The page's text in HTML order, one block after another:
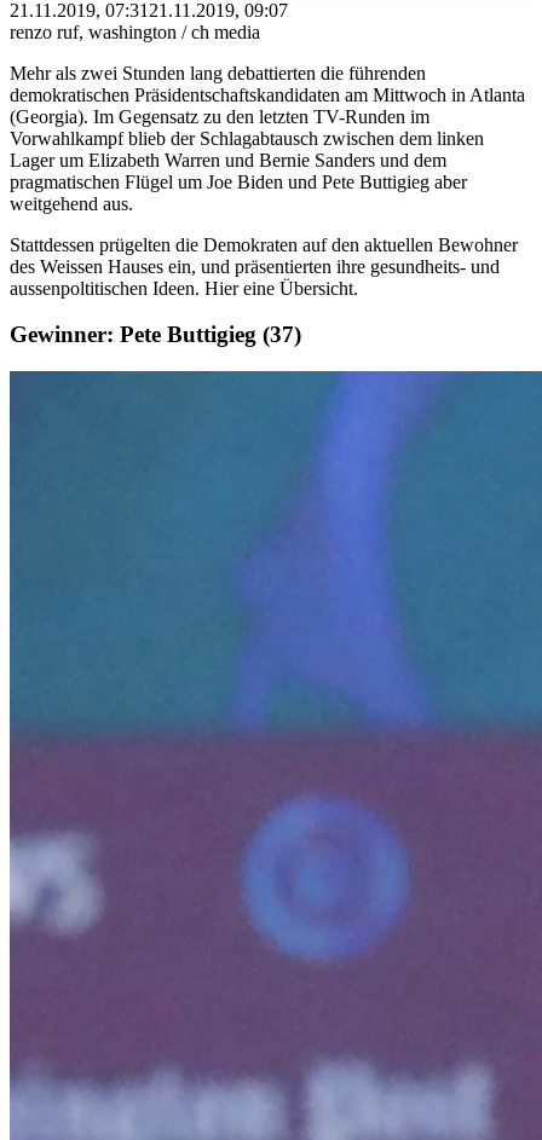
21.11.2019, 07:31 21.11.2019, 09:07
renzo ruf, washington / ch media
Mehr als zwei Stunden lang debattierten die führenden
demokratischen Präsidentschaftskandidaten am Mittwoch in Atlanta
(Georgia). Im Gegensatz zu den letzten TV-Runden im
Vorwahlkampf blieb der Schlagabtausch zwischen dem linken
Lager um Elizabeth Warren und Bernie Sanders und dem
pragmatischen Flügel um Joe Biden und Pete Buttigieg aber
weitgehend aus.
Stattdessen prügelten die Demokraten auf den aktuellen Bewohner
des Weissen Hauses ein, und präsentierten ihre gesundheits- und
aussenpoltitischen Ideen. Hier eine Übersicht.
Gewinner: Pete Buttigieg (37)